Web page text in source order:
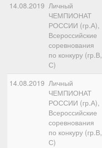
14.08.2019 Личный
ЧЕМПИОНАТ
РОССИИ (гр.А),
Всероссийские
соревнования
по конкуру (гр.В,
С)
14.08.2019 Личный
ЧЕМПИОНАТ
РОССИИ (гр.А),
Всероссийские
соревнования
по конкуру (гр.В,
С)